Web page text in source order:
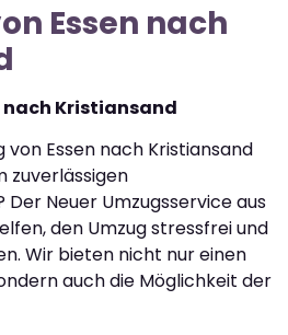
Essen nach
nach Kristiansand
von Essen nach Kristiansand
zuverlässigen
Neuer Umzugsservice aus
den Umzug stressfrei und
Wir bieten nicht nur einen
auch die Möglichkeit der